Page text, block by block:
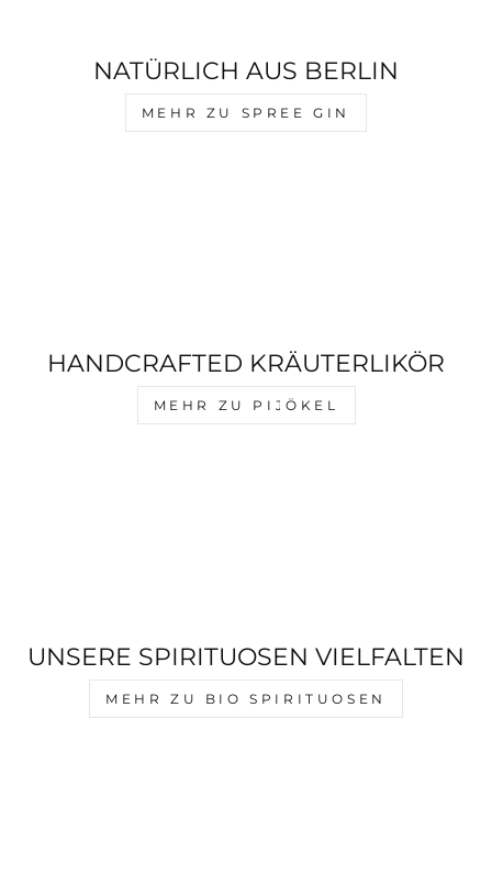
NATÜRLICH AUS BERLIN
MEHR ZU SPREE GIN
HANDCRAFTED KRÄUTERLIKÖR
MEHR ZU PIJÖKEL
UNSERE SPIRITUOSEN VIELFALTEN
MEHR ZU BIO SPIRITUOSEN